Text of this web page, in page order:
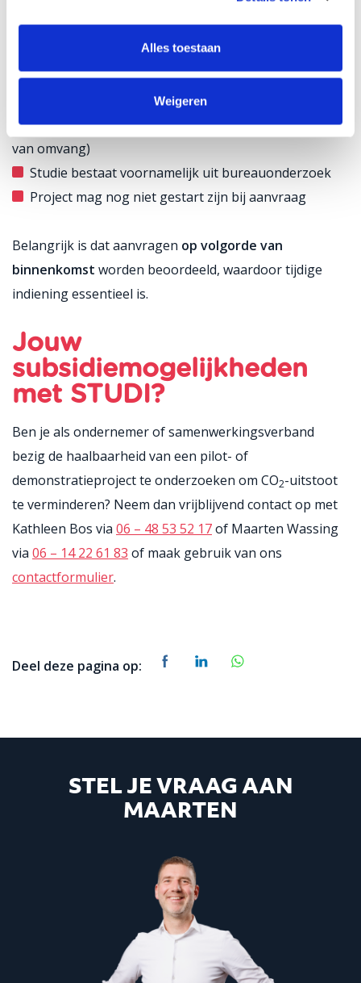
Alles toestaan
Weigeren
€ 4 miljoen (haalbaarheids- en milieustudie)
€ 300.000 (vergelijkbare studie, de-minimis)
Project start na beschikking
Looptijd: doorgaans maximaal 1–2 jaar (afhankelijk
van omvang)
Studie bestaat voornamelijk uit bureauonderzoek
Project mag nog niet gestart zijn bij aanvraag
Belangrijk is dat aanvragen op volgorde van
binnenkomst worden beoordeeld, waardoor tijdige
indiening essentieel is.
Jouw
subsidiemogelijkheden
met STUDI?
Ben je als ondernemer of samenwerkingsverband
bezig de haalbaarheid van een pilot- of
demonstratieproject te onderzoeken om CO2-uitstoot
te verminderen? Neem dan vrijblijvend contact op met
Kathleen Bos via 06 – 48 53 52 17of Maarten Wassing
via 06 – 14 22 61 83 of maak gebruik van ons
contactformulier.
Deel deze pagina op:
STEL JE VRAAG AAN
MAARTEN